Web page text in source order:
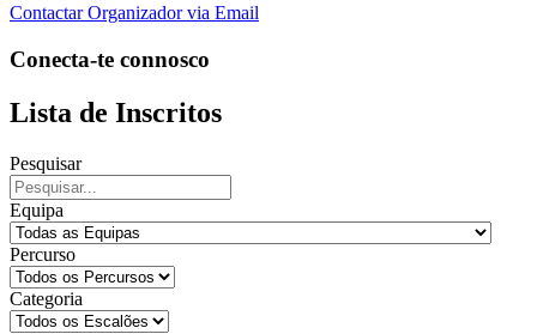
Contactar Organizador via Email
Conecta-te connosco
Lista de Inscritos
Pesquisar
Equipa
Percurso
Categoria